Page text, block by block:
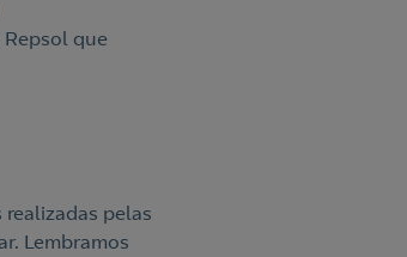
que
pelas
Lembramos